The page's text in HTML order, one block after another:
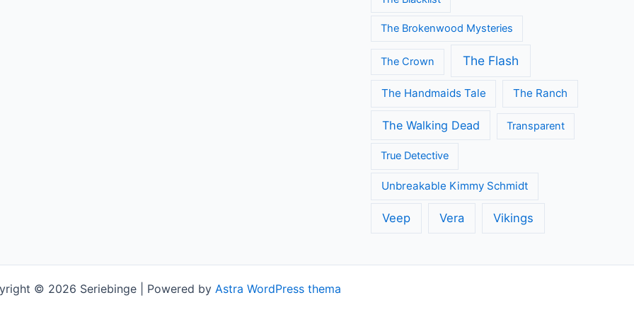
The Brokenwood Mysteries
The Crown The Flash
The Handmaids Tale The Ranch
The Walking Dead Transparent
True Detective
Unbreakable Kimmy Schmidt
Veep Vera Vikings
© 2026 Seriebinge | Powered by Astra WordPress thema